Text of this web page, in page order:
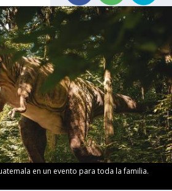
en un evento para toda la familia.